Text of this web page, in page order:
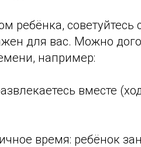
ребёнка,
для вас. Можно
например:
вместе
время: ребёнок